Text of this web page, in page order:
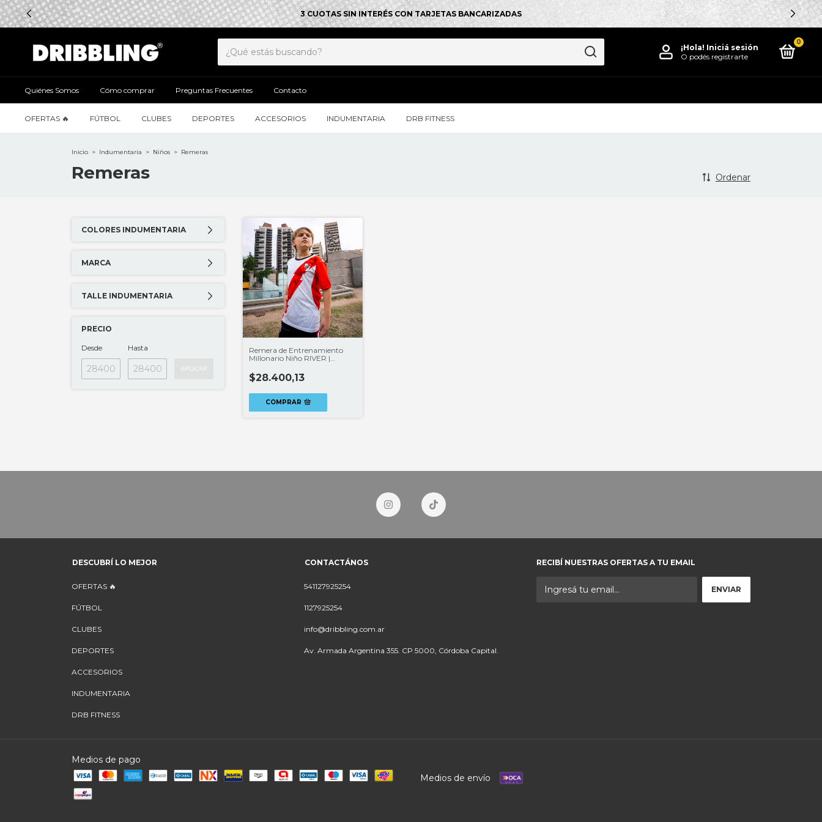
3 CUOTAS SIN INTERÉS CON TARJETAS BANCARIZADAS
¡Hola! Iniciá sesión
O podés registrarte
0
Quiénes Somos Cómo comprar Preguntas Frecuentes Contacto
OFERTAS 🔥 FÚTBOL CLUBES DEPORTES ACCESORIOS INDUMENTARIA DRB FITNESS
Inicio > Indumentaria > Niños > Remeras
Remeras Ordenar
COLORES INDUMENTARIA
MARCA
TALLE INDUMENTARIA
PRECIO
Desde Hasta
Remera de Entrenamiento
Millonario Niño RIVER |
$28.400,13
COMPRAR
DESCUBRÍ LO MEJOR
OFERTAS 🔥
FÚTBOL
CLUBES
DEPORTES
ACCESORIOS
INDUMENTARIA
DRB FITNESS
CONTACTÁNOS
541127925254
1127925254
info@dribbling.com.ar
Av. Armada Argentina 355. CP 5000, Córdoba Capital.
RECIBÍ NUESTRAS OFERTAS A TU EMAIL
Medios de pago
Medios de envío